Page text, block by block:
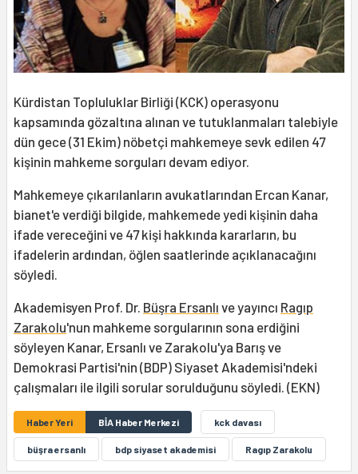
Kürdistan Topluluklar Birliği (KCK) operasyonu
kapsamında gözaltına alınan ve tutuklanmaları talebiyle
dün gece (31 Ekim) nöbetçi mahkemeye sevk edilen 47
kişinin mahkeme sorguları devam ediyor.
Mahkemeye çıkarılanların avukatlarından Ercan Kanar,
bianet'e verdiği bilgide, mahkemede yedi kişinin daha
ifade vereceğini ve 47 kişi hakkında kararların, bu
ifadelerin ardından, öğlen saatlerinde açıklanacağını
söyledi.
Akademisyen Prof. Dr. Büşra Ersanlı ve yayıncı Ragıp
Zarakolu'nun mahkeme sorgularının sona erdiğini
söyleyen Kanar, Ersanlı ve Zarakolu'ya Barış ve
Demokrasi Partisi'nin (BDP) Siyaset Akademisi'ndeki
çalışmaları ile ilgili sorular sorulduğunu söyledi. (EKN)
Haber Yeri BİA Haber Merkezi kck davası
büşra ersanlı bdp siyaset akademisi Ragıp Zarakolu